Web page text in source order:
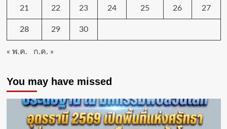
แนะ
พึ่ง
กับ
ประชาชน
21 22 23 24 25 26 27
28 29 30
« พ.ค. ก.ค. »
You may have missed